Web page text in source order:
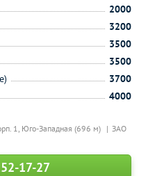
1, Юго-Западная (696 м) ЗАО
2000
3200
3500
3500
3700
4000
17-27